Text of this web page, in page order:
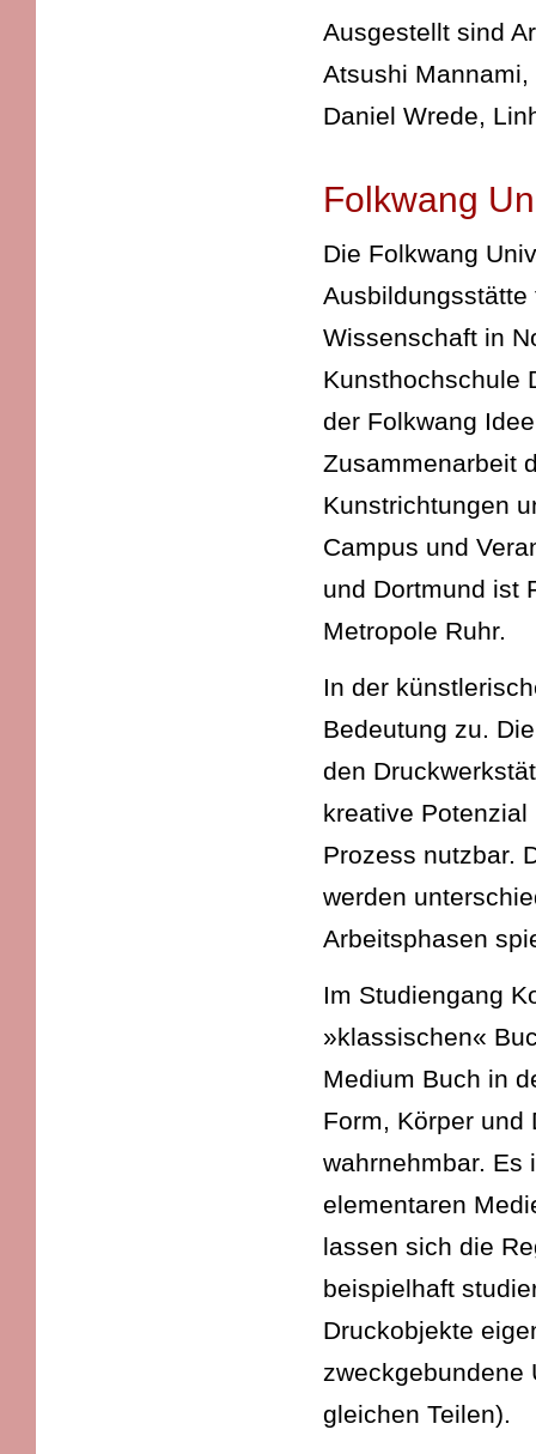
Ausgestellt sind
Atsushi
Daniel Wrede,
Folkwang
Die Folkwang
Ausbildungsstätte
Wissenschaft in
Kunsthochschule
der Folkwang
Zusammenarbeit
Kunstrichtungen
Campus und
und Dortmund ist
Metropole Ruhr.
In der
Bedeutung zu.
den
kreative
Prozess nutzbar.
werden
Arbeitsphasen
Im Studiengang
»klassischen«
Medium Buch in
Form, Körper und
wahrnehmbar. Es
elementaren
lassen sich die
beispielhaft
Druckobjekte
zweckgebundene
gleichen Teilen).